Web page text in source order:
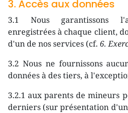
3. Accès aux données
3.1 Nous garantissons
enregistrées à chaque client,
d'un de nos services (cf. 6.
3.2 Nous ne fournissons
données à des tiers, à
3.2.1 aux parents de mineurs
derniers (sur présentation